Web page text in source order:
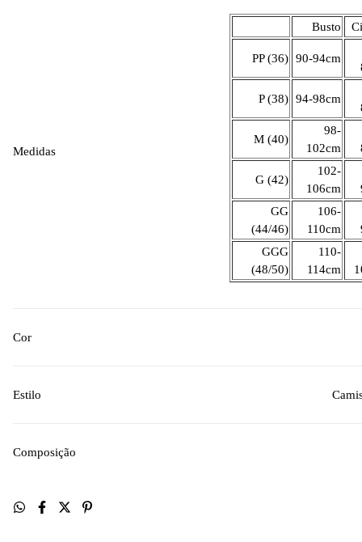
Medidas
Busto
PP (36) 90-94cm
P (38) 94-98cm
M (40)
98-
102cm
G (42)
102-
106cm
GG
(44/46)
106-
110cm
GGG
(48/50)
110-
114cm
Cor
Estilo
Composição